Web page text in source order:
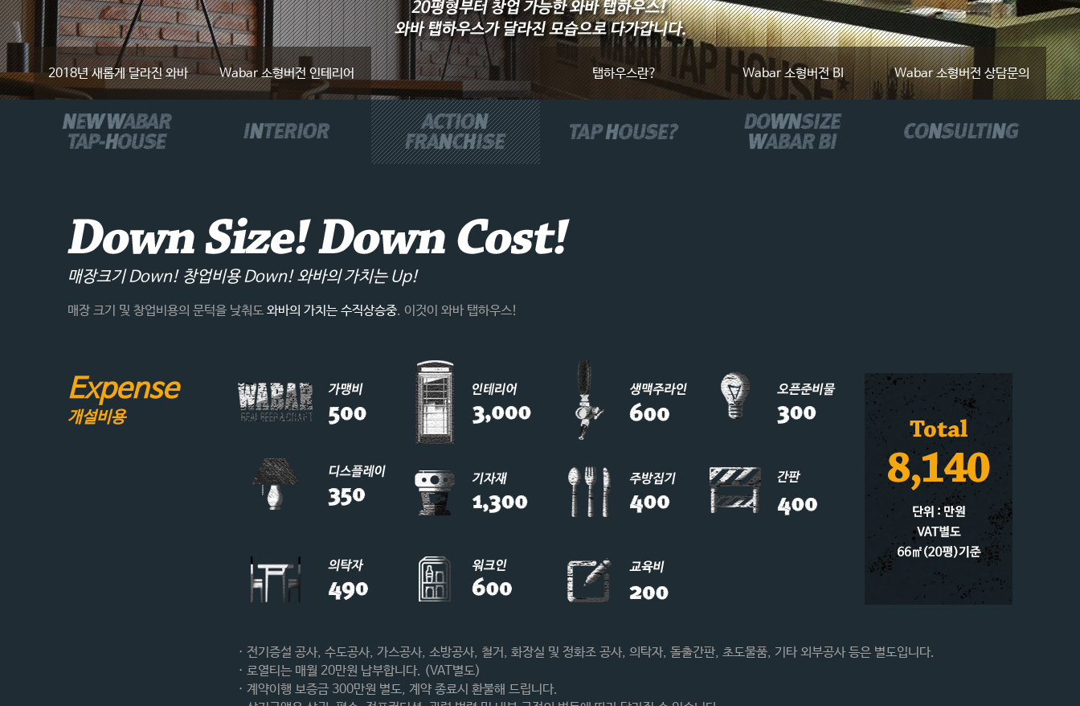
2018년 새롭게 달라진 와바 Wabar 소형버전 인테리어
실전창업
탭하우스란? Wabar 소형버전 BI Wabar 소형버전 상담문의
매장크기 Down! 창업비용 Down! 와바의 가치는 Up!
매장 크기 및 창업비용의 문턱을 낮춰도 와바의 가치는 수직상승중. 이것이 와바 탭하우스!
Expense
개설비용
· 전기증설 공사, 수도공사, 가스공사, 소방공사, 철거, 화장실 및 정화조 공사, 의탁자, 돌출간판, 초도물품, 기타 외부공사 등은 별도입니다.
· 로열티는 매월 20만원 납부합니다. (VAT별도)
· 계약이행 보증금 300만원 별도, 계약 종료시 환불해 드립니다.